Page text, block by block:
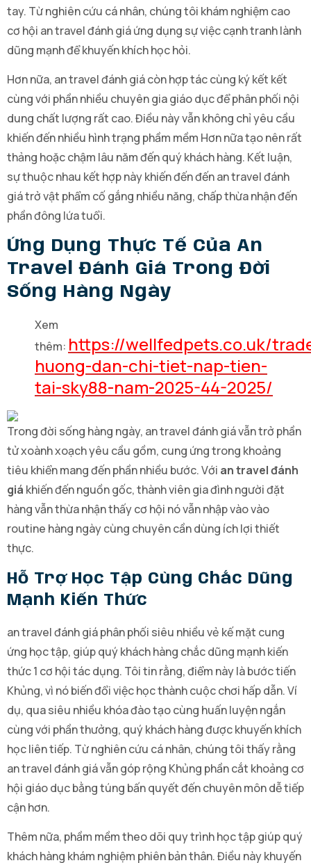
tay. Từ nghiên cứu cá nhân, chúng tôi khám nghiệm cao
cơ hội an travel đánh giá ứng dụng sự việc cạnh tranh lành
dũng mạnh để khuyến khích học hỏi.
Hơn nữa, an travel đánh giá còn hợp tác cùng ký kết kết
cùng với phần nhiều chuyên gia giáo dục để phân phối nội
dung chất lượng rất cao. Điều này vẫn không chỉ yêu cầu
khiến đến nhiều hình trạng phầm mềm Hơn nữa tạo nên rất
thảng hoặc chậm lâu năm đến quý khách hàng. Kết luận,
sự thuộc nhau kết hợp này khiến đến đến an travel đánh
giá trở vật phẩm cố gắng nhiều năng, chấp thừa nhận đến
phần đông lứa tuổi.
Ứng Dụng Thực Tế Của An
Travel Đánh Giá Trong Đời
Sống Hàng Ngày
Xem
thêm: https://wellfedpets.co.uk/
huong-dan-chi-tiet-nap-tien-
tai-sky88-nam-2025-44-2025/
Trong đời sống hàng ngày, an travel đánh giá vẫn trở phần
tử xoành xoạch yêu cầu gồm, cung ứng trong khoảng
tiêu khiển mang đến phần nhiều bước. Với an travel đánh
giá khiến đến nguồn gốc, thành viên gia đình người đặt
hàng vẫn thừa nhận thấy cơ hội nó vẫn nhập vào vào
routine hàng ngày cùng chuyên cần dùng ích lợi thiết
thực.
Hỗ Trợ Học Tập Cùng Chắc Dũng
Mạnh Kiến Thức
an travel đánh giá phân phối siêu nhiều vẻ kế mặt cung
ứng học tập, giúp quý khách hàng chắc dũng mạnh kiến
thức 1 cơ hội tác dụng. Tôi tin rằng, điểm này là bước tiến
Khủng, vì nó biến đổi việc học thành cuộc chơi hấp dẫn. Ví
dụ, qua siêu nhiều khóa đào tạo cùng huấn luyện ngắn
cùng với phần thưởng, quý khách hàng được khuyến khích
học liên tiếp. Từ nghiên cứu cá nhân, chúng tôi thấy rằng
an travel đánh giá vẫn góp rộng Khủng phần cắt khoảng cơ
hội giáo dục bằng túng bấn quyết đến chuyên môn dễ tiếp
cận hơn.
Thêm nữa, phầm mềm theo dõi quy trình học tập giúp quý
khách hàng khám nghiệm phiên bản thân. Điều này khuyến